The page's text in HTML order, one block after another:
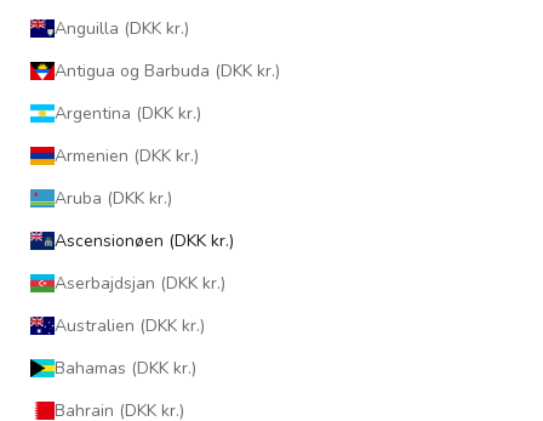
Anguilla (DKK kr.)
Antigua og Barbuda (DKK kr.)
Argentina (DKK kr.)
Armenien (DKK kr.)
Aruba (DKK kr.)
Ascensionøen (DKK kr.)
Aserbajdsjan (DKK kr.)
Australien (DKK kr.)
Bahamas (DKK kr.)
Bahrain (DKK kr.)